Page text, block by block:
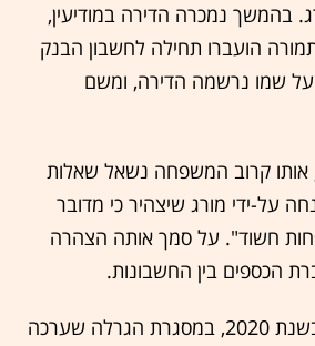
בהמשך נמכרה הדירה במודיעין,
הועברו תחילה לחשבון הבנק
שמו נרשמה הדירה, ומשם
קרוב המשפחה נשאל שאלות
על-ידי מורג שיצהיר כי מדובר
חשוד". על סמך אותה הצהרה
הכספים בין החשבונות.
בנוסף, עלה חשד כי בשנת 2020, במסגרת הגרלה שערכה